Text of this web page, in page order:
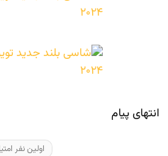
انتهای پیام
اولین نفر